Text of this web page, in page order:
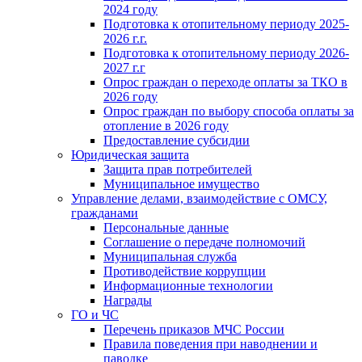
2024 году
Подготовка к отопительному периоду 2025-
2026 г.г.
Подготовка к отопительному периоду 2026-
2027 г.г
Опрос граждан о переходе оплаты за ТКО в
2026 году
Опрос граждан по выбору способа оплаты за
отопление в 2026 году
Предоставление субсидии
Юридическая защита
Защита прав потребителей
Муниципальное имущество
Управление делами, взаимодействие с ОМСУ,
гражданами
Персональные данные
Соглашение о передаче полномочий
Муниципальная служба
Противодействие коррупции
Информационные технологии
Награды
ГО и ЧС
Перечень приказов МЧС России
Правила поведения при наводнении и
паводке